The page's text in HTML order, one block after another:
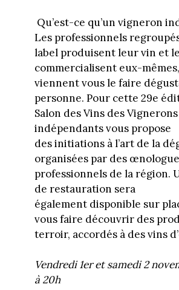
Qu’est-ce qu’un vigneron
Les professionnels
label produisent leur vin et le
commercialisent eux-
viennent vous le faire
personne. Pour cette 29e
Salon des Vins des Vignerons
indépendants vous propose
des initiations à l’art de la
organisées par des
professionnels de la région.
de restauration sera
également disponible sur
vous faire découvrir des
terroir, accordés à des vins
Vendredi 1er et samedi 2
à 20h